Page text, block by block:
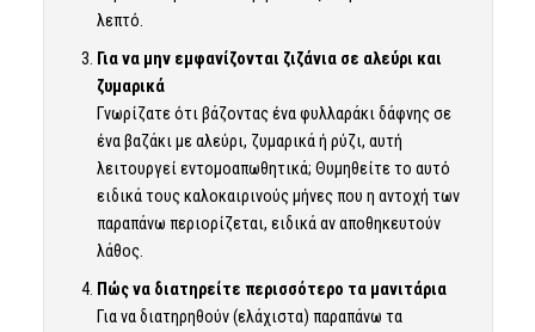
λεπτό.
Για να μην εμφανίζονται ζιζάνια σε αλεύρι και
ζυμαρικά
Γνωρίζατε ότι βάζοντας ένα φυλλαράκι δάφνης σε
ένα βαζάκι με αλεύρι, ζυμαρικά ή ρύζι, αυτή
λειτουργεί εντομοαπωθητικά; Θυμηθείτε το αυτό
ειδικά τους καλοκαιρινούς μήνες που η αντοχή των
παραπάνω περιορίζεται, ειδικά αν αποθηκευτούν
λάθος.
Πώς να διατηρείτε περισσότερο τα μανιτάρια
Για να διατηρηθούν (ελάχιστα) παραπάνω τα